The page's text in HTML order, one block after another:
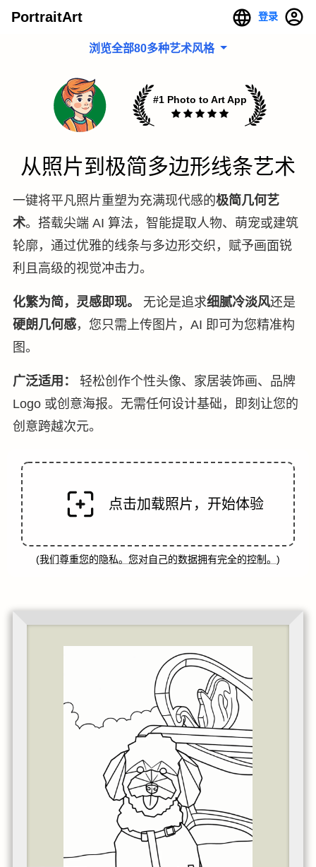
PortraitArt 登录
浏览全部80多种艺术风格
#1 Photo to Art App
从照片到极简多边形线条艺术
一键将平凡照片重塑为充满现代感的极简几何艺
术。搭载尖端 AI 算法，智能提取人物、萌宠或建筑
轮廓，通过优雅的线条与多边形交织，赋予画面锐
利且高级的视觉冲击力。
化繁为简，灵感即现。 无论是追求细腻冷淡风还是
硬朗几何感，您只需上传图片，AI 即可为您精准构
图。
广泛适用：
轻松创作个性头像、家居装饰画、品牌
Logo 或创意海报。无需任何设计基础，即刻让您的
创意跨越次元。
点击加载照片，开始体验
(我们尊重您的隐私。您对自己的数据拥有完全的控制。 )